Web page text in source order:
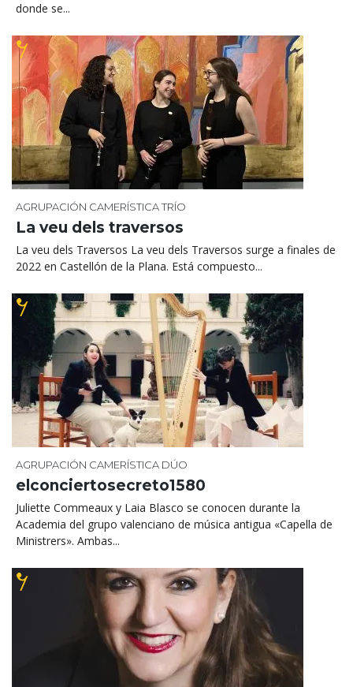
donde se...
AGRUPACIÓN CAMERÍSTICATRÍO
La veu dels traversos
La veu dels Traversos La veu dels Traversos surge a finales de
2022 en Castellón de la Plana. Está compuesto...
AGRUPACIÓN CAMERÍSTICA DÚO
elconciertosecreto1580
Juliette Commeaux y Laia Blasco se conocen durante la
Academia del grupo valenciano de música antigua «Capella de
Ministrers». Ambas...